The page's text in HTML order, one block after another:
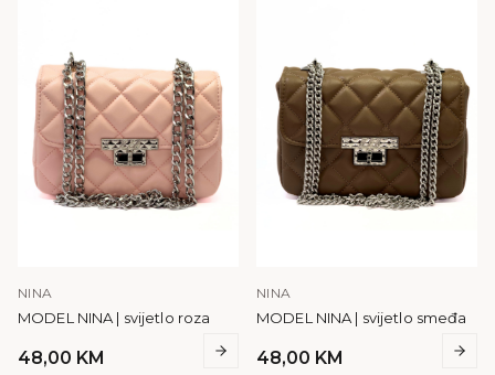
NINA
MODEL NINA | svijetlo roza
48,00 KM
NINA
MODEL NINA | svijetlo smeđa
48,00 KM